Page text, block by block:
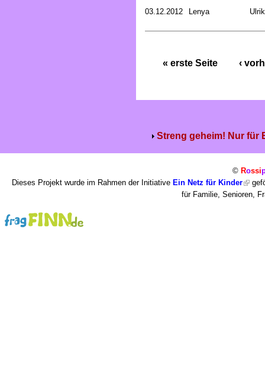
03.12.2012 Lenya
« erste Seite ‹
Streng geheim! Nur für
© Rossi
Dieses Projekt wurde im Rahmen der Initiative Ein Netz für Kinder
für Familie, Senioren,